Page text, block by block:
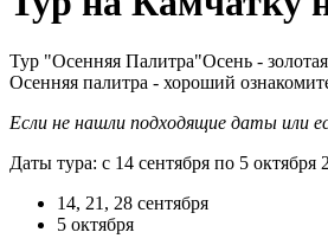
Тур "Осенняя Палитра"Осень -
Осенняя палитра - хороший
Если не нашли подходящие даты или
Даты тура: с 14 сентября по 5 октября
14, 21, 28 сентября
5 октября